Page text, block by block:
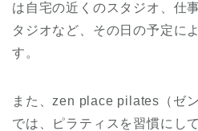
は自宅の近くのスタジオ、仕
タジオなど、その日の予定に
す。
また、zen place pilates（ゼ
では、ピラティスを習慣にし